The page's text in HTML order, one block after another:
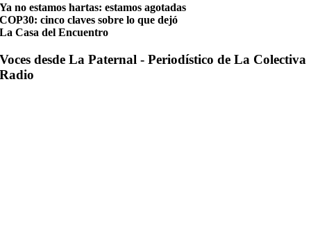
Ya no estamos hartas: estamos agotadas
COP30: cinco claves sobre lo que dejó
La Casa del Encuentro
Voces desde La Paternal - Periodístico de La Colectiva
Radio